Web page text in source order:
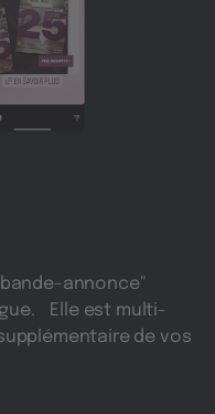
annonce"
Elle est multi-
de vos